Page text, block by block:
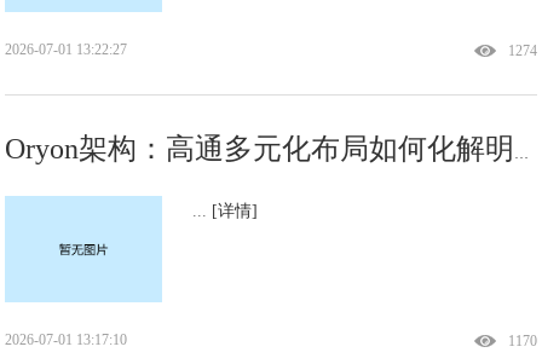
1274
2026-07-01 13:22:27
Oryon架构：高通多元化布局如何化解明星架构师离职风险
... [详情]
1170
2026-07-01 13:17:10